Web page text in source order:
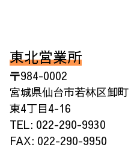
東北営業所
〒984-0002
宮城県仙台市若林区卸町
東4丁目4-16
TEL: 022-290-9930
FAX: 022-290-9950